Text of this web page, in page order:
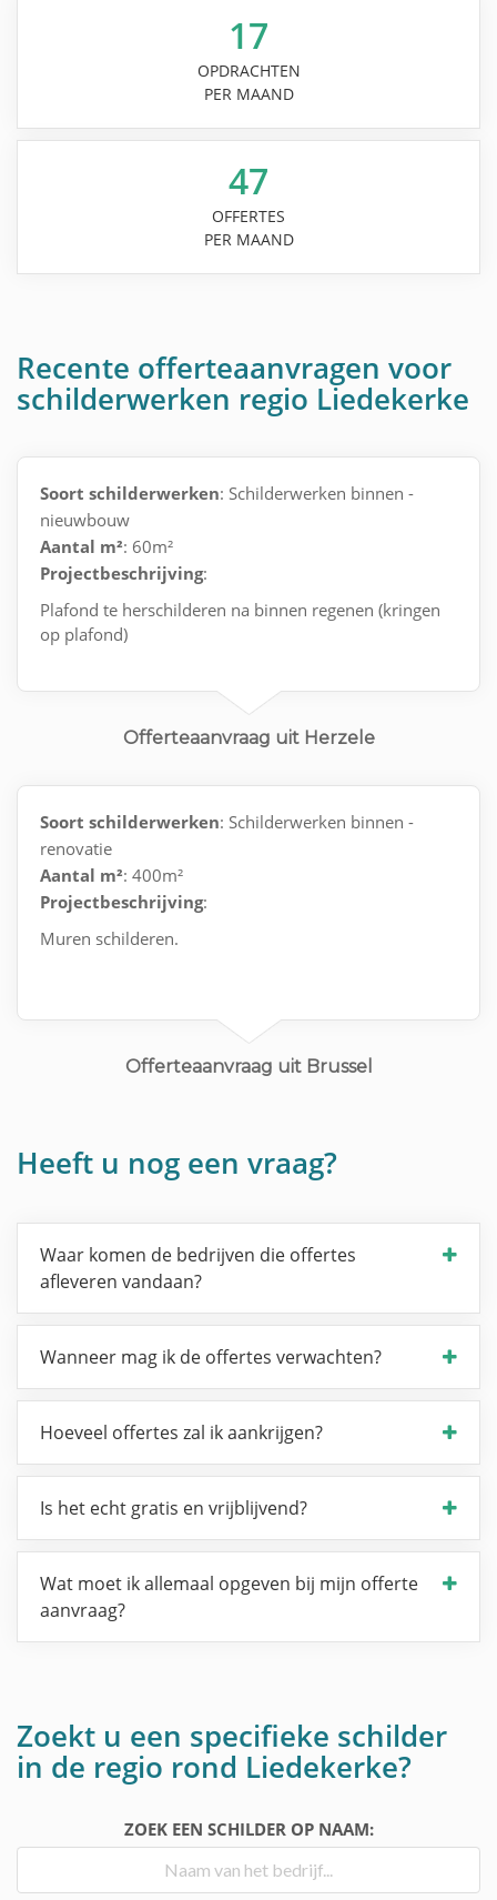
17
OPDRACHTEN
PER MAAND
47
OFFERTES
PER MAAND
Recente offerteaanvragen voor
schilderwerken regio Liedekerke
Soort schilderwerken: Schilderwerken binnen -
nieuwbouw
Aantal m²: 60m²
Projectbeschrijving:
Plafond te herschilderen na binnen regenen (kringen
op plafond)
Offerteaanvraag uit Herzele
Soort schilderwerken: Schilderwerken binnen -
renovatie
Aantal m²: 400m²
Projectbeschrijving:
Muren schilderen.
Offerteaanvraag uit Brussel
Heeft u nog een vraag?
Waar komen de bedrijven die offertes
afleveren vandaan?
Wanneer mag ik de offertes verwachten?
Hoeveel offertes zal ik aankrijgen?
Is het echt gratis en vrijblijvend?
Wat moet ik allemaal opgeven bij mijn offerte
aanvraag?
Zoekt u een specifieke schilder
in de regio rond Liedekerke?
ZOEK EEN SCHILDER OP NAAM: